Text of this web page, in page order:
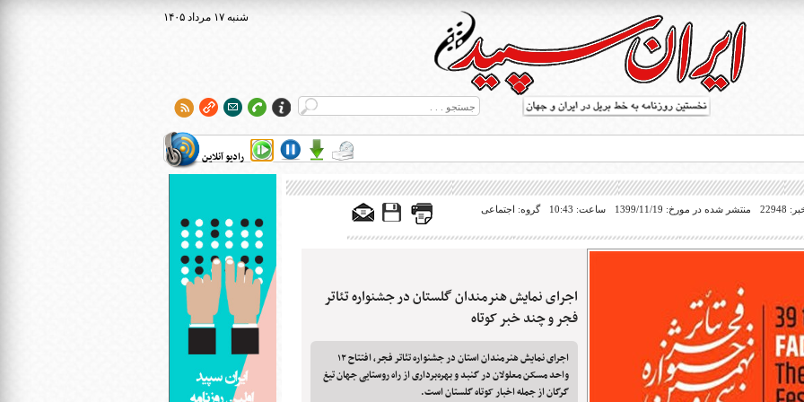
۱۴۰۵ شنبه ۱۷ مرداد
رادیو آنلاین
بریل در جهان
منتشر شده در مورخ: 1399/11/19 ساعت: 10:43 گروه: اجتماعی
اجرای نمایش هنرمندان گلستان در جشنواره تئاتر
فجر و چند خبر کوتاه
اجرای نمایش هنرمندان استان در جشنواره تئاتر فجر، افتتاح ۱۲
واحد مسکن معلولان در گنبد و بهره‌برداری از راه روستایی جهان تیغ
گرگان از جمله اخبار کوتاه گلستان است.